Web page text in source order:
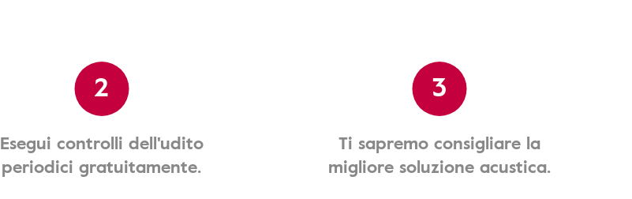
2
Esegui controlli dell'udito
periodici gratuitamente.
3
Ti sapremo consigliare la
migliore soluzione acustica.